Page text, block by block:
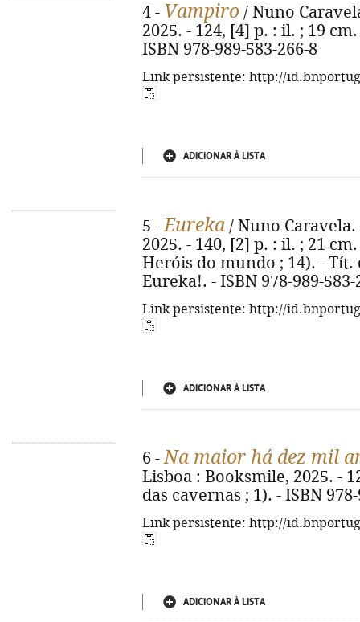
4 - Vampiro / Nuno
2025. - 124, [4] p. : il. ; 19
ISBN 978-989-583-266-8
Link persistente: http://
ADICIONAR À LISTA
5 -Eureka / Nuno Caravela.
2025. - 140, [2] p. : il. ; 21
Heróis do mundo ; 14). -
Eureka!. - ISBN 978-989-583-
Link persistente: http://
ADICIONAR À LISTA
6 -Na maior há dez mil
Lisboa : Booksmile, 2025. -
das cavernas ; 1). - ISBN
Link persistente: http://
ADICIONAR À LISTA